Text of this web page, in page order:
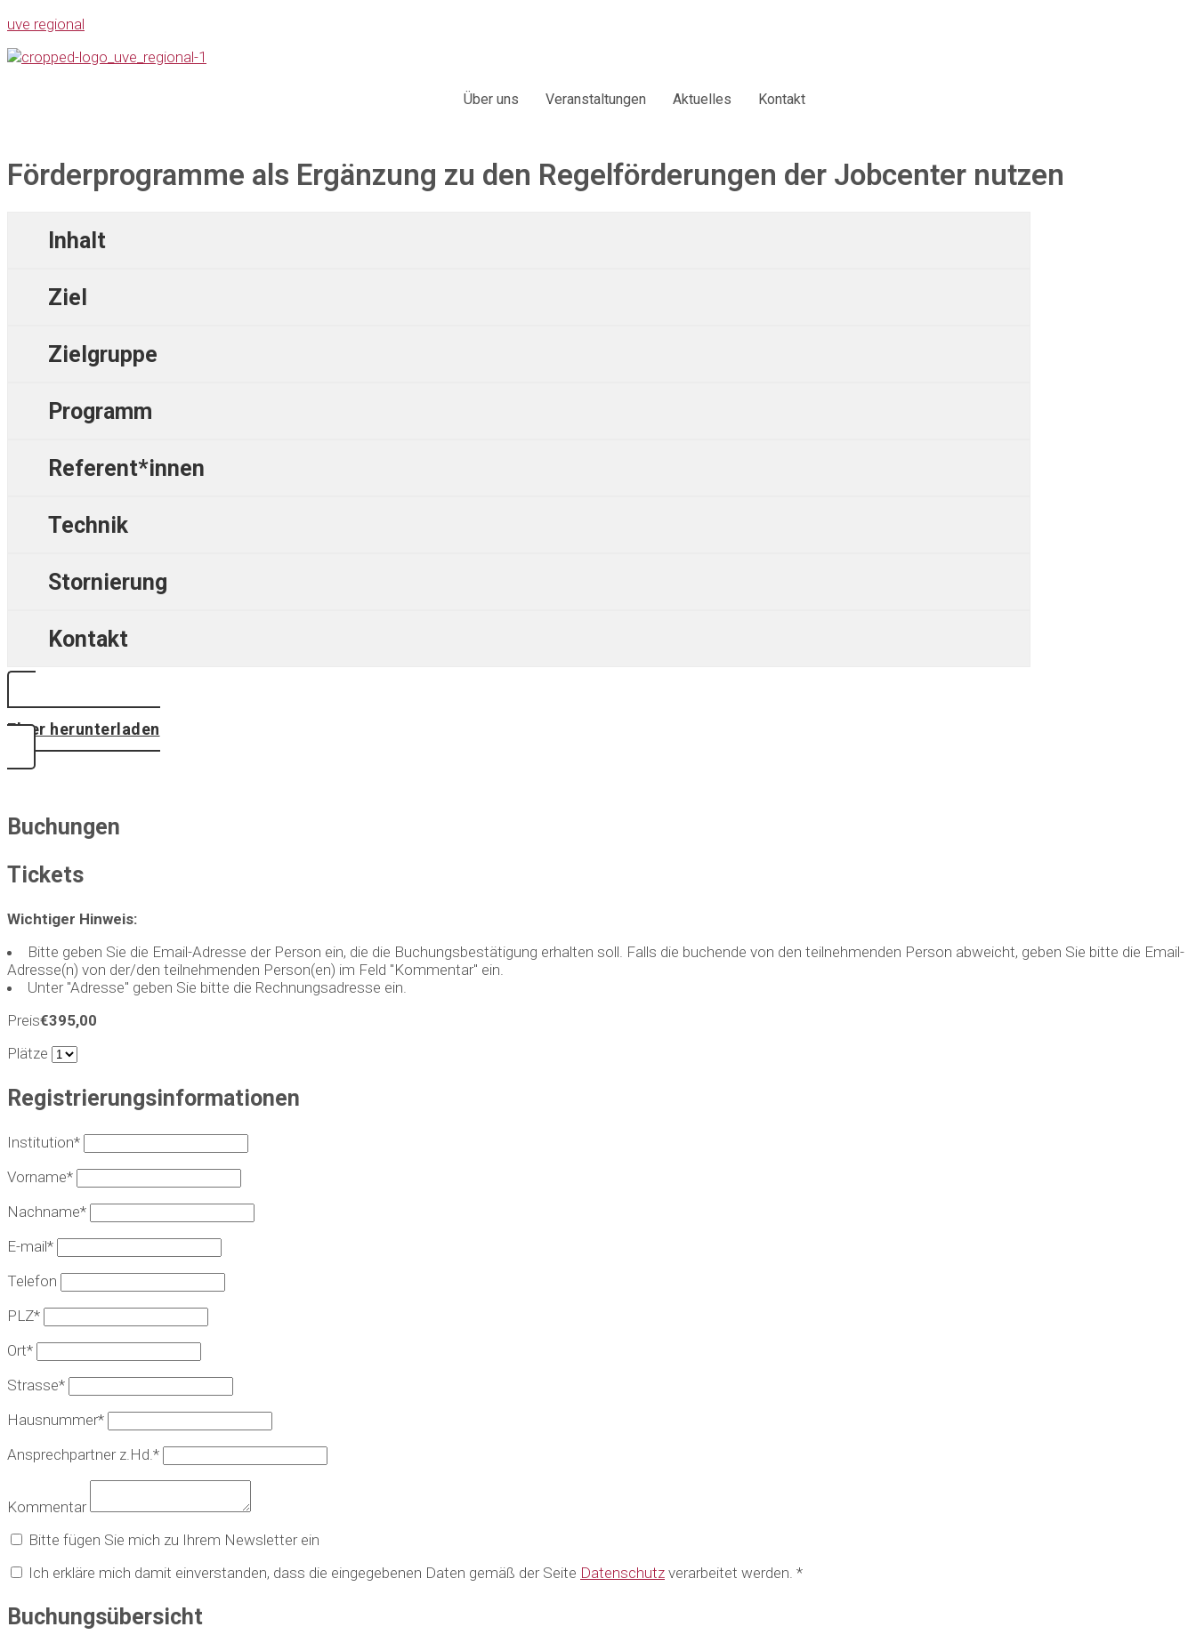
uve regional
Über uns Veranstaltungen Aktuelles Kontakt
Förderprogramme als Ergänzung zu den Regelförderungen der Jobcenter nutzen
Inhalt
Ziel
Zielgruppe
Programm
Referent*innen
Technik
Stornierung
Kontakt
Flyer herunterladen
Buchungen
Tickets
Wichtiger Hinweis:
Bitte geben Sie die Email-Adresse der Person ein, die die Buchungsbestätigung erhalten soll. Falls die buchende von den teilnehmenden Person abweicht, geben Sie bitte die Email-
Adresse(n) von der/den teilnehmenden Person(en) im Feld "Kommentar" ein.
Unter "Adresse" geben Sie bitte die Rechnungsadresse ein.
Preis€395,00
Plätze
Registrierungsinformationen
Institution*
Vorname*
Nachname*
E-mail*
Telefon
PLZ*
Ort*
Strasse*
Hausnummer*
Ansprechpartner z.Hd.*
Kommentar
Bitte fügen Sie mich zu Ihrem Newsletter ein
Ich erkläre mich damit einverstanden, dass die eingegebenen Daten gemäß der Seite Datenschutz verarbeitet werden. *
Buchungsübersicht